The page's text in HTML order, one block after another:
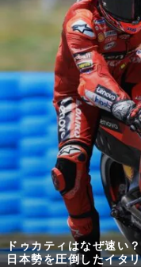
ドゥカティはなぜ速い
日本勢を圧倒したイタ